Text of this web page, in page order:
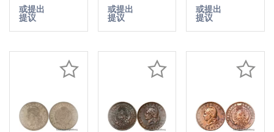
Head 1891
-> Make
或提出
提议
Head 1891
-> Make
或提出
提议
Head 1889
-> Make
或提出
提议